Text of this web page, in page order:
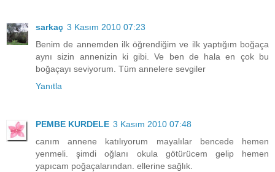
sarkaç 3 Kasım 2010 07:23
Benim de annemden ilk öğrendiğim ve ilk yaptığım boğaça
aynı sizin annenizin ki gibi. Ve ben de hala en çok bu
boğaçayı seviyorum. Tüm annelere sevgiler
Yanıtla
PEMBE KURDELE 3 Kasım 2010 07:48
canım annene katılıyorum mayalılar bencede hemen
yenmeli. şimdi oğlanı okula götürücem gelip hemen
yapıcam poğaçalarından. ellerine sağlık.